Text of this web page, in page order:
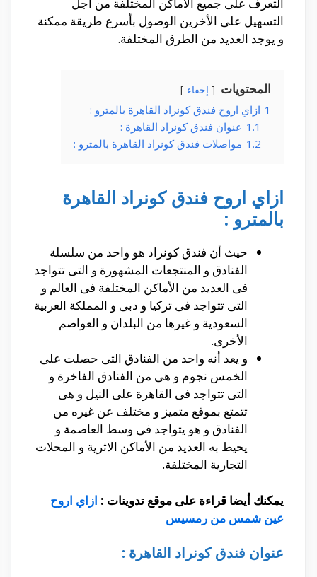
التسهيل على الأخرين الوصول بأسرع طريقة ممكنة
و يوجد العديد من الطرق المختلفة.
المحتويات إخفاء
1 ازاي اروح فندق كونراد القاهرة بالمترو :
1.1 عنوان فندق كونراد القاهرة :
1.2 مواصلات فندق كونراد القاهرة بالمترو :
ازاي اروح فندق كونراد القاهرة
بالمترو :
حيث أن فندق كونراد هو واحد من سلسلة
الفنادق و المنتجعات المشهورة و التى تتواجد
فى العديد من الأماكن المختلفة فى العالم و
التى تتواجد فى تركيا و دبى و المملكة العربية
السعودية و غيرها من البلدان و العواصم
الأخرى.
و يعد أنه واحد من الفنادق التى حصلت على
الخمس نجوم و هى من الفنادق الفاخرة و
التى تتواجد فى القاهرة على النيل و هى
تتمتع بموقع متميز و مختلف عن غيره من
الفنادق و هو يتواجد فى وسط العاصمة و
يحيط به العديد من الأماكن الاثرية و المحلات
التجارية المختلفة.
يمكنك أيضا قراءة على موقع تدوينات : ازاي اروح
عين شمس من رمسيس
عنوان فندق كونراد القاهرة :